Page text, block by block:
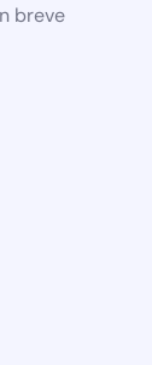
breve